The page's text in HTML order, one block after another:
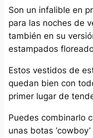
Son un infalible en
para las noches de
también en su
estampados
Estos vestidos de
quedan bien con
primer lugar de
Puedes combinarlo
unas botas